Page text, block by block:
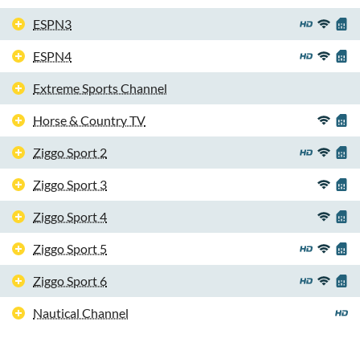
ESPN3
ESPN4
Extreme Sports Channel
Horse & Country TV
Ziggo Sport 2
Ziggo Sport 3
Ziggo Sport 4
Ziggo Sport 5
Ziggo Sport 6
Nautical Channel